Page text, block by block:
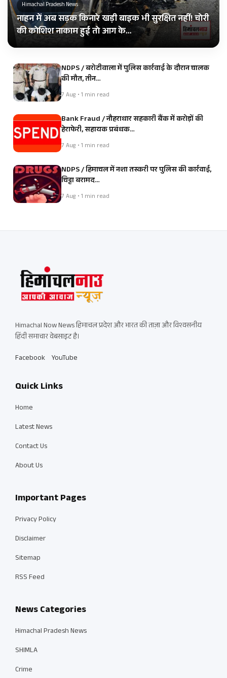
Himachal Pradesh News
नाहन में अब सड़क किनारे खड़ी बाइक भी सुरक्षित नहीं! चोरी
की कोशिश नाकाम हुई तो आग के…
NDPS / बरोटीवाला में पुलिस कार्रवाई के दौरान चालक
की मौत, तीन…
7 Aug • 1 min read
Bank Fraud / नौहराधार सहकारी बैंक में करोड़ों की
हेराफेरी, सहायक प्रबंधक…
7 Aug • 1 min read
NDPS / हिमाचल में नशा तस्करी पर पुलिस की कार्रवाई,
चिट्टा बरामद…
7 Aug • 1 min read
Himachal Now News हिमाचल प्रदेश और भारत की ताज़ा और विश्वसनीय
हिंदी समाचार वेबसाइट है।
Facebook YouTube
Quick Links
Home
Latest News
Contact Us
About Us
Important Pages
Privacy Policy
Disclaimer
Sitemap
RSS Feed
News Categories
Himachal Pradesh News
SHIMLA
Crime